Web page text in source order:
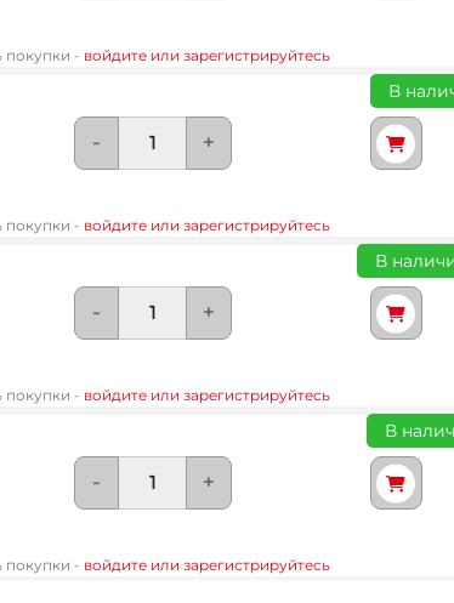
покупки - войдите или зарегистрируйтесь
В
- +
покупки - войдите или зарегистрируйтесь
В
- +
покупки - войдите или зарегистрируйтесь
В
- +
покупки - войдите или зарегистрируйтесь